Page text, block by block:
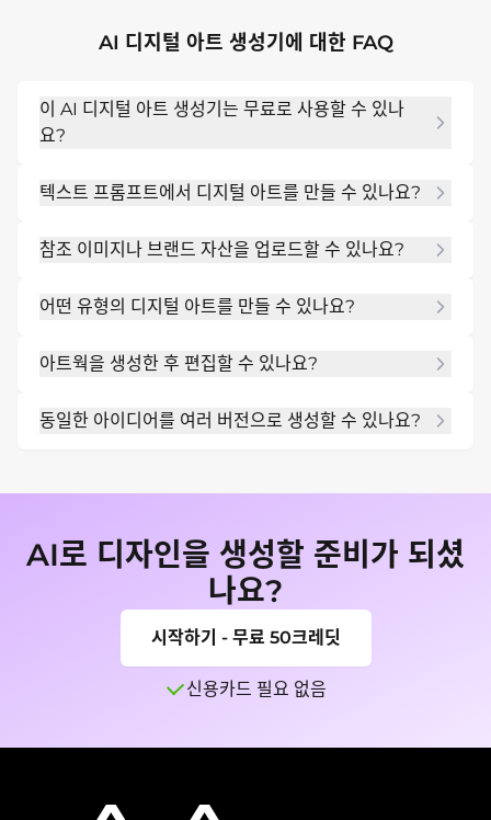
AI 디지털 아트 생성기에 대한 FAQ
이 AI 디지털 아트 생성기는 무료로 사용할 수 있나
요?
털 아트웍을 만들고, 스타일을 실험하고, 창의적인 컨셉을
텍스트 프롬프트에서 디지털 아트를 만들 수 있나요?
면 AI가 귀하의 지시에 따라 독창적인 디지털 작품을 생
참조 이미지나 브랜드 자산을 업로드할 수 있나요?
브랜드 로고 또는 기타 자산을 업로드하여 예술적 방향을
다.
어떤 유형의 디지털 아트를 만들 수 있나요?
아트웍을 생성한 후 편집할 수 있나요?
수동으로 업데이트하거나 채팅 편집을 사용하여 AI 디자
동일한 아이디어를 여러 버전으로 생성할 수 있나요?
AI로 디자인을 생성할 준비가 되셨
나요?
시작하기 - 무료 50크레딧
신용카드 필요 없음